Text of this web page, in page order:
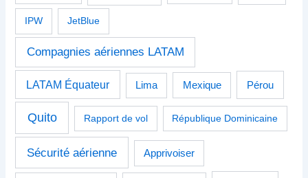
IPW JetBlue
Compagnies aériennes LATAM
LATAM Équateur Lima Mexique Pérou
Quito Rapport de vol République Dominicaine
Sécurité aérienne Apprivoiser